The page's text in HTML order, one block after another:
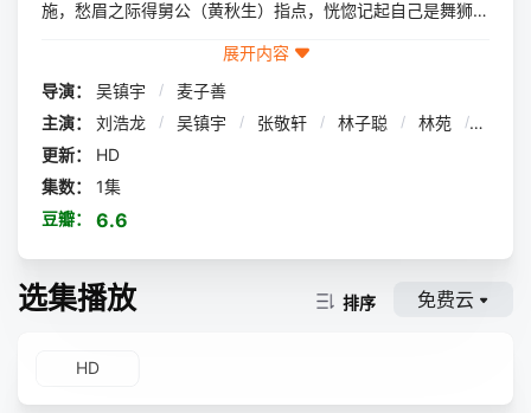
施，愁眉之际得舅公（黄秋生）指点，恍惚记起自己是舞狮世
展身手已经关门大吉。 阿鸡与阿九垂头丧气坐立街头，
硕大的狮头引起路人侧目。在路人钱财的鼓动下，两人舞动狮
头，正酣之时，警察过来阻挠，双方发生激烈争吵，引来媒体
关注。不想此事令港人重对舞狮发生兴趣，阿鸡与阿九成为名
人。阿鸡姐姐（毛舜筠）是天生生意人，见舞狮有利可图，也
着手去做，他人更是在利益诱惑下趋之若鹜。眼见这一切，舅
公叹气摇头。
展开内容
导演：
吴镇宇 /
麦子善
主演：
刘浩龙 / 吴镇宇 / 张敬轩 / 林子聪 / 林苑 /
更新：
HD
集数：
1集
豆瓣：
6.6
选集播放 排序 免费云
HD